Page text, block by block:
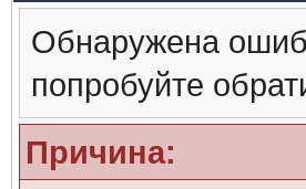
Обнаружена
попробуйте
Причина: